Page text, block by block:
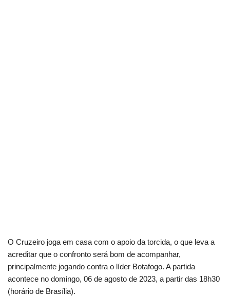
O Cruzeiro joga em casa com o apoio da torcida, o que leva a
acreditar que o confronto será bom de acompanhar,
principalmente jogando contra o líder Botafogo. A partida
acontece no domingo, 06 de agosto de 2023, a partir das 18h30
(horário de Brasília).